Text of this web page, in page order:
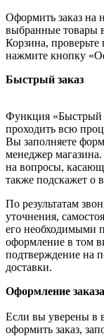
Оформить заказ на
выбранные товары
Корзина,
нажмите кнопку
Быстрый заказ
Функция «Быстрый
проходить всю
Вы заполняете
менеджер магазина.
на вопросы,
также подскажет о
По результатам
уточнения,
его необходимыми
оформление в том
подтверждение на
доставки.
Оформление
Если вы уверены в
оформить заказ,